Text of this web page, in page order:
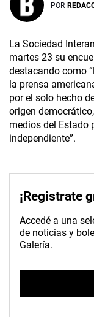
POR
La Sociedad
martes 23 su
destacando como
la prensa
por el solo hecho
origen
medios del Estado
independiente”.
¡Registrate
Accedé a una
de noticias y
Galería.